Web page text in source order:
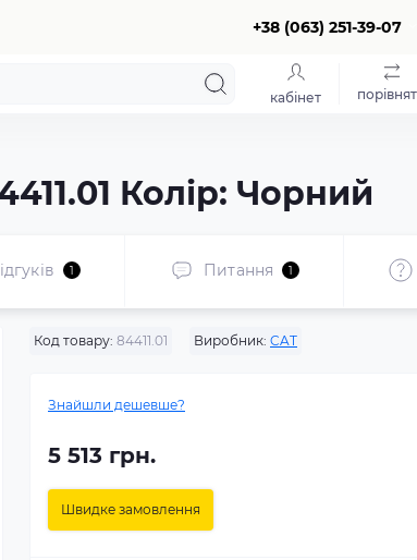
+38 (063) 251-39-07
кабінет
Колір: Чорний
1 Питання 1
Код товару: 84411.01 Виробник: CAT
Знайшли дешевше?
5 513 грн.
Швидке замовлення